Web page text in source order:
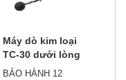
Máy dò kim loại
TC-30 dưới lòng
đất 1.2M
BẢO HÀNH 12